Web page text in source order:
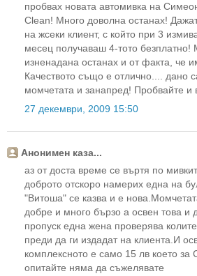
пробвах новата автомивка на
Clean! Много доволна останах!
на жсеки клиент, с който при 3
месец получаваш 4-тото безплатно!
изненадана останах и от факта, че
Качеството също е отлично.... дано
момчетата и занапред! Пробвайте и
27 декември, 2009 15:50
Анонимен каза...
аз от доста време се въртя по
доброто отскоро намерих една на
"Витоша" се казва и е
добре и много бързо а освен това и
пропуск една жена проверява
преди да ги издадат на клиента.И
комплексното е само 15 лв което
опитайте няма да съжелявате